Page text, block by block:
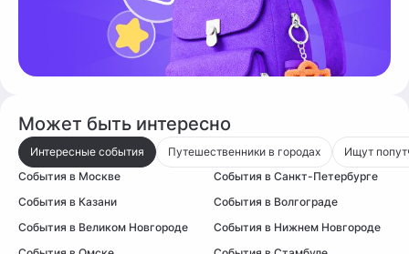
Может быть интересно
Интересные события Путешественники в городах
Ищут
События в Москве
События в Санкт-Петербурге
События в Казани
События в Волгограде
События в Великом Новгороде
События в Нижнем Новгороде